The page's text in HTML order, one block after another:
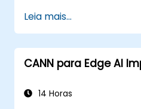
Introdução à
e animação.
Exportar modelos
motor de jogo,
Leia mais...
CANN para Edge AI
14 Horas